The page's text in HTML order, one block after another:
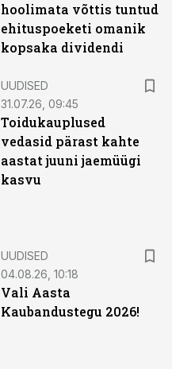
hoolimata võttis tuntud
ehituspoeketi omanik
kopsaka dividendi
UUDISED
31.07.26, 09:45
Toidukauplused
vedasid pärast kahte
aastat juuni jaemüügi
kasvu
UUDISED
04.08.26, 10:18
Vali Aasta
Kaubandustegu 2026!